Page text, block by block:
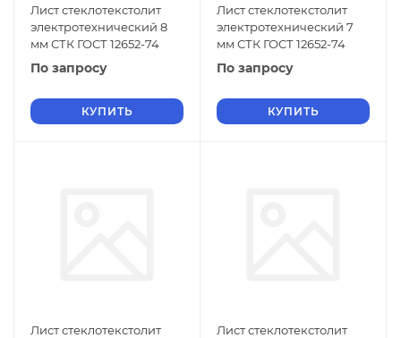
Лист стеклотекстолит
электротехнический 8
мм СТК ГОСТ 12652-74
По запросу
КУПИТЬ
Лист стеклотекстолит
электротехнический 7
мм СТК ГОСТ 12652-74
По запросу
КУПИТЬ
Лист стеклотекстолит
Лист стеклотекстолит